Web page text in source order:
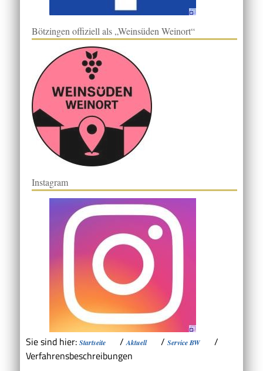
Bötzingen offiziell als „Weinsüden Weinort“
Instagram
Sie sind hier: Startseite /Aktuell / Service BW
/
Verfahrensbeschreibungen